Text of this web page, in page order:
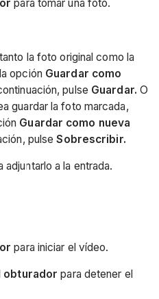
para tomar una foto.
la foto original como la
opción Guardar como
pulse Guardar. O
guardar la foto marcada,
Guardar como nueva
pulseSobrescribir.
adjuntarlo a la entrada.
para iniciar el vídeo.
obturador para detener el